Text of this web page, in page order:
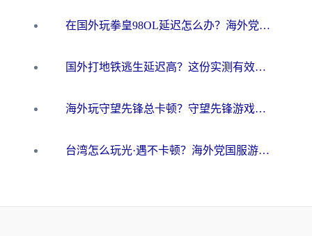
在国外玩拳皇98OL延迟怎么办？海外党亲测有效的低延迟指南
国外打地铁逃生延迟高？这份实测有效的低延迟指南帮你吃鸡
海外玩守望先锋总卡顿？守望先锋游戏加速器在哪里买&避坑指南（附欧洲非洲游戏实测）
台湾怎么玩光·遇不卡顿？海外党国服游戏加速终极攻略（附实测体验）